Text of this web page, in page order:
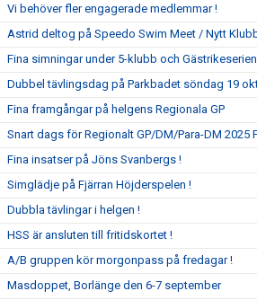
Vi behöver fler engagerade medlemmar !
Astrid deltog på Speedo Swim Meet / Nytt
Fina simningar under 5-klubb och
Dubbel tävlingsdag på Parkbadet söndag 19
Fina framgångar på helgens Regionala GP
Snart dags för Regionalt GP/DM/Para-DM 2025
Fina insatser på Jöns Svanbergs !
Simglädje på Fjärran Höjderspelen !
Dubbla tävlingar i helgen !
HSS är ansluten till fritidskortet !
A/B gruppen kör morgonpass på fredagar !
Masdoppet, Borlänge den 6-7 september